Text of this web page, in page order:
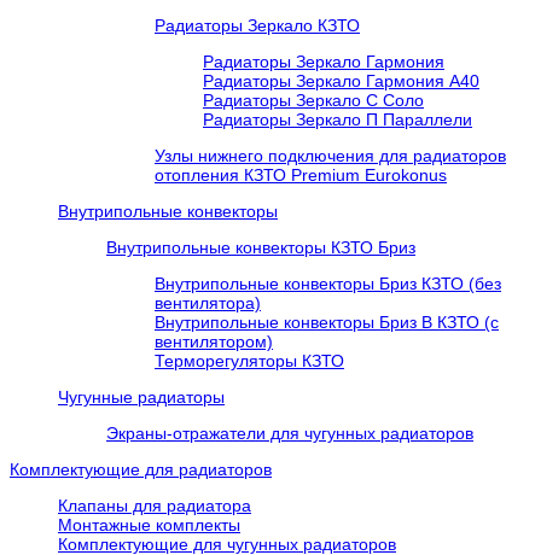
Радиаторы Зеркало КЗТО
Радиаторы Зеркало Гармония
Радиаторы Зеркало Гармония А40
Радиаторы Зеркало С Соло
Радиаторы Зеркало П Параллели
Узлы нижнего подключения для радиаторов
отопления КЗТО Premium Eurokonus
Внутрипольные конвекторы
Внутрипольные конвекторы КЗТО Бриз
Внутрипольные конвекторы Бриз КЗТО (без
вентилятора)
Внутрипольные конвекторы Бриз В КЗТО (с
вентилятором)
Терморегуляторы КЗТО
Чугунные радиаторы
Экраны-отражатели для чугунных радиаторов
Комплектующие для радиаторов
Клапаны для радиатора
Монтажные комплекты
Комплектующие для чугунных радиаторов